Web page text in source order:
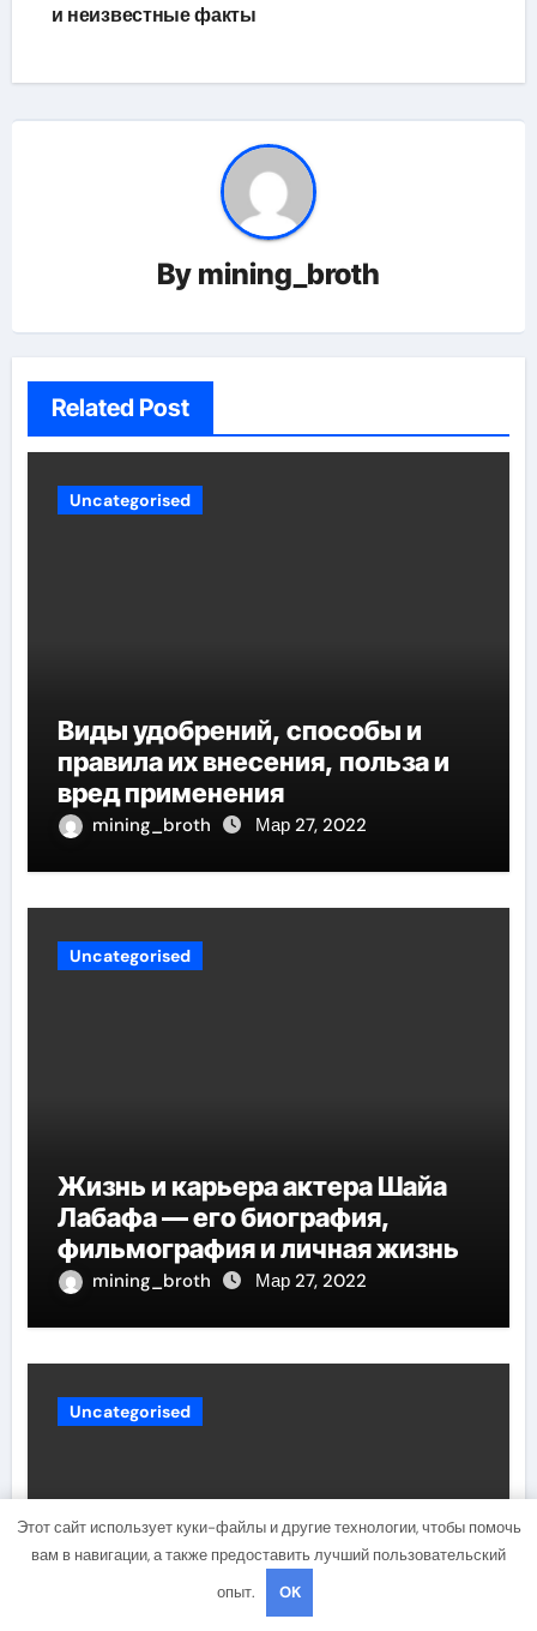
и неизвестные факты
By mining_broth
Related Post
Uncategorised
Виды удобрений, способы и
правила их внесения, польза и
вред применения
mining_broth Мар 27, 2022
Uncategorised
Жизнь и карьера актера Шайа
Лабафа — его биография,
фильмография и личная жизнь
mining_broth Мар 27, 2022
Uncategorised
Этот сайт использует куки-файлы и другие технологии, чтобы помочь
вам в навигации, а также предоставить лучший пользовательский
опыт.
OK